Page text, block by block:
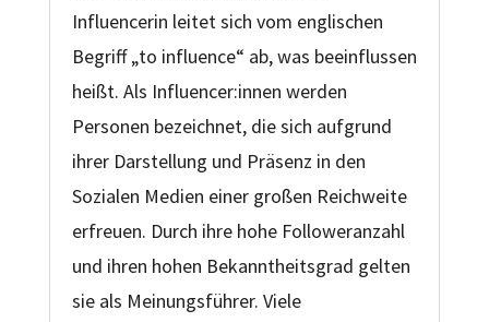
Influencerin leitet sich vom englischen
Begriff „to influence“ ab, was beeinflussen
heißt. Als Influencer:innen werden
Personen bezeichnet, die sich aufgrund
ihrer Darstellung und Präsenz in den
Sozialen Medien einer großen Reichweite
erfreuen. Durch ihre hohe Followeranzahl
und ihren hohen Bekanntheitsgrad gelten
sie als Meinungsführer. Viele